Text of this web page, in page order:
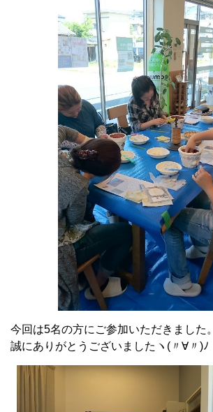
今回は5名の方にご参加いただきました。
誠にありがとうございましたヽ(〃∀〃)ﾉ